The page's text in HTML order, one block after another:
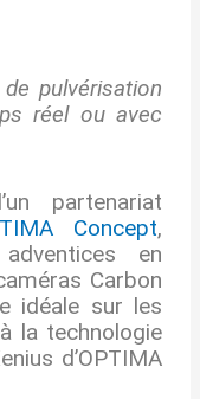
pulvérisation
réel ou avec
partenariat
Concept,
en
Carbon
idéale sur les
la technologie
d’OPTIMA